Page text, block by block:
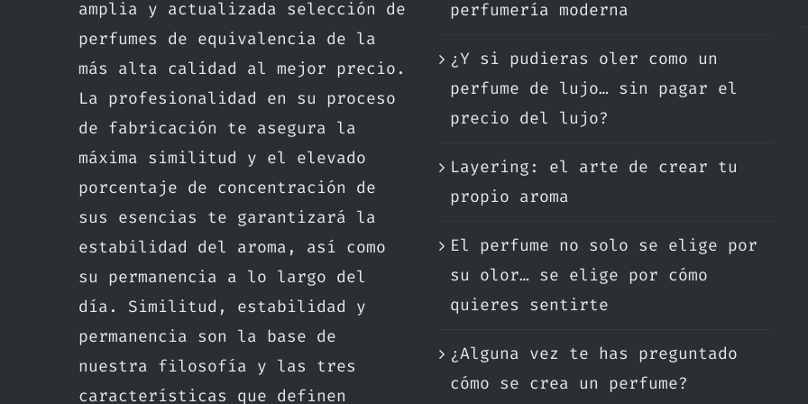
amplia y actualizada selección de
perfumes de equivalencia de la
más alta calidad al mejor precio.
La profesionalidad en su proceso
de fabricación te asegura la
máxima similitud y el elevado
porcentaje de concentración de
sus esencias te garantizará la
estabilidad del aroma, así como
su permanencia a lo largo del
día. Similitud, estabilidad y
permanencia son la base de
nuestra filosofía y las tres
características que definen
perfumería moderna
¿Y si pudieras oler como un
perfume de lujo… sin pagar el
precio del lujo?
Layering: el arte de crear tu
propio aroma
El perfume no solo se elige por
su olor… se elige por cómo
quieres sentirte
¿Alguna vez te has preguntado
cómo se crea un perfume?